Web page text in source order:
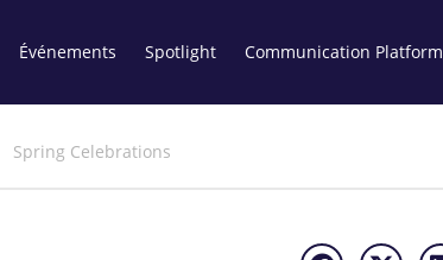
Événements Spotlight Communication Platform
Spring Celebrations